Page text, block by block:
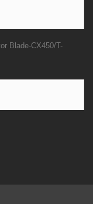
Blade-CX450/T-